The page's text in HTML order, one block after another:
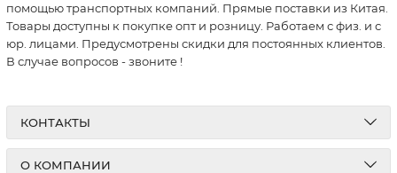
помощью транспортных компаний. Прямые поставки из Китая.
Товары доступны к покупке опт и розницу. Работаем с физ. и с
юр. лицами. Предусмотрены скидки для постоянных клиентов.
В случае вопросов - звоните !
КОНТАКТЫ
О КОМПАНИИ